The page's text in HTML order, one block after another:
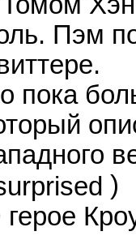
Пэм
пока
)